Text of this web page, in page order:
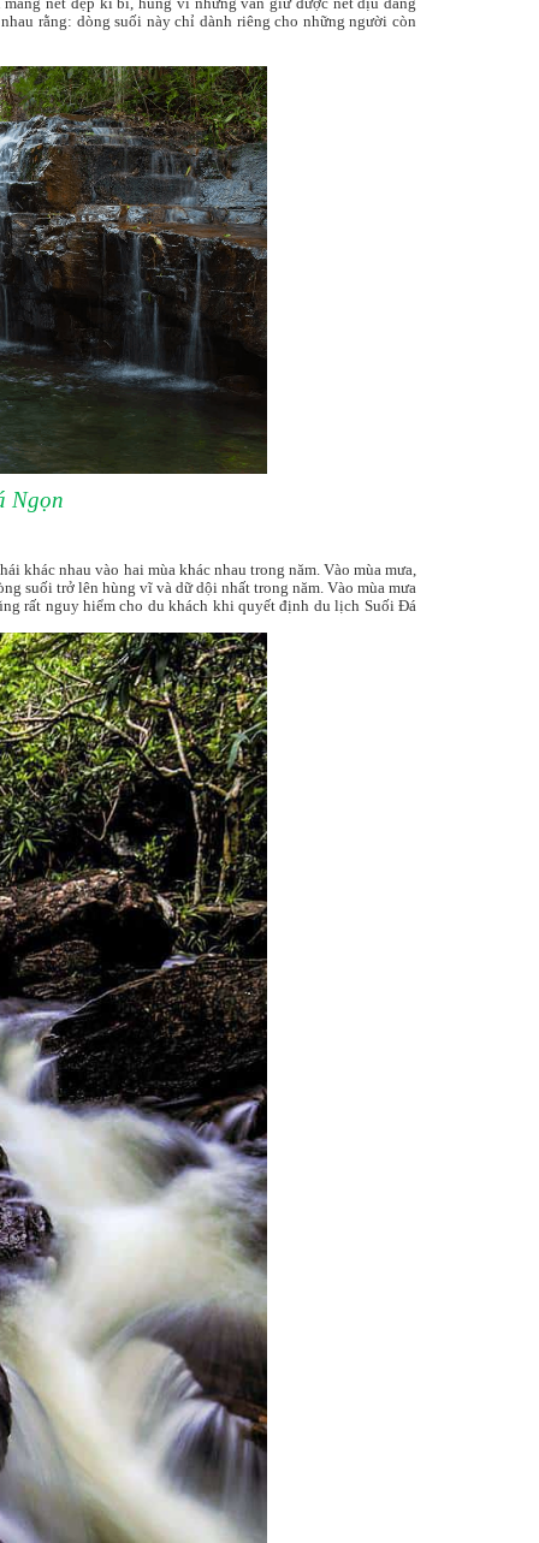
nét đẹp kì bí, hùng vĩ những vẫn giữ được nét dịu dàng
rằng: dòng suối này chỉ dành riêng cho những người còn
Ngọn
khác nhau vào hai mùa khác nhau trong năm. Vào mùa mưa,
suối trở lên hùng vĩ và dữ dội nhất trong năm. Vào mùa mưa
rất nguy hiểm cho du khách khi quyết định du lịch Suối Đá